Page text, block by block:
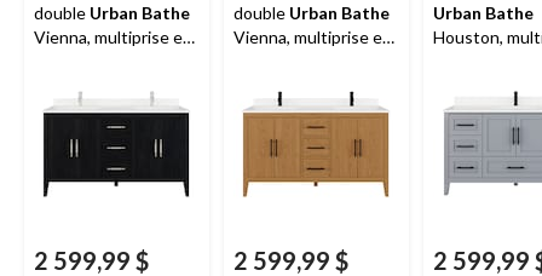
double Urban Bathe
Vienna, multiprise et
2 599,99 $
double Urban Bathe
Vienna, multiprise et
2 599,99 $
Urban Bathe
Houston,
2 599,99